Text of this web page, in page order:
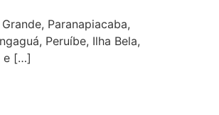
Paranapiacaba,
Peruíbe, Ilha Bela,
e […]